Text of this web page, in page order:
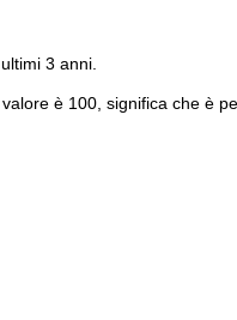
3 anni.
è 100, significa che è